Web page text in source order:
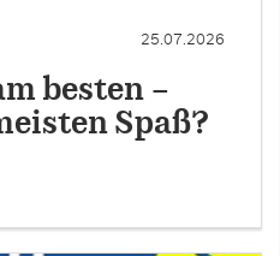
25.07.2026
besten –
Spaß?